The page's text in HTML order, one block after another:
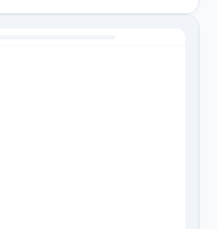
めにネットワーク依存
す。